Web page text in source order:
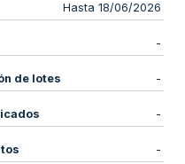
Hasta 18/06/2026
-
de lotes -
-
-